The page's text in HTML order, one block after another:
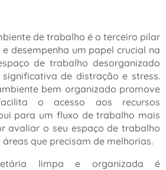
de trabalho é o terceiro pilar
desempenha um papel crucial na
de trabalho desorganizado
de distração e stress.
bem organizado promove
o acesso aos recursos
para um fluxo de trabalho mais
avaliar o seu espaço de trabalho
que precisam de melhorias.
limpa e organizada é